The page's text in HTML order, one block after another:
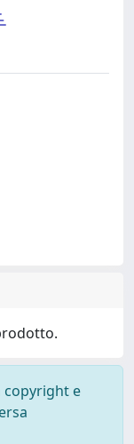
copyright e